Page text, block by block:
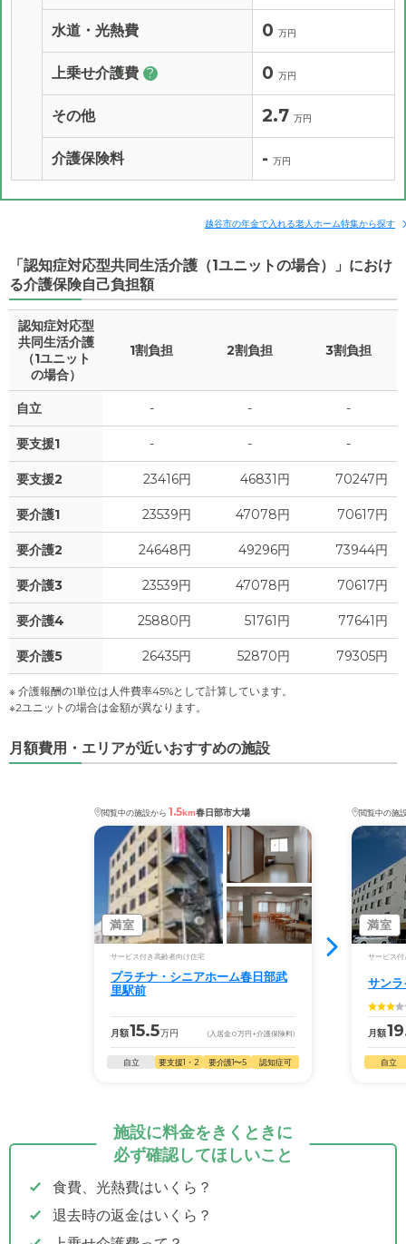
水道・光熱費 0 万円
上乗せ介護費 ? 0 万円
その他 2.7 万円
介護保険料 - 万円
越谷市の年金で入れる老人ホーム特集から探す
「認知症対応型共同生活介護（1ユニットの場合）」におけ
る介護保険自己負担額
認知症対応型
共同生活介護
（1ユニット
の場合）
1割負担 2割負担 3割負担
自立 - - -
要支援1 - - -
要支援2 23416円 46831円 70247円
要介護1 23539円 47078円 70617円
要介護2 24648円 49296円 73944円
要介護3 23539円 47078円 70617円
要介護4 25880円 51761円 77641円
要介護5 26435円 52870円 79305円
※ 介護報酬の1単位は人件費率45%として計算しています。
※2ユニットの場合は金額が異なります。
月額費用・エリアが近いおすすめの施設
閲覧中の施設から 1.5km春日部市大場
満室
サービス付き高齢者向け住宅
プラチナ・シニアホーム春日部武
里駅前
月額15.5万円 (入居金0万円 +介護保険料)
自立 要支援1・2 要介護1〜5 認知症可
閲覧中の施
満室
サービス付
サン
月額
自立
施設に料金をきくときに
必ず確認してほしいこと
食費、光熱費はいくら？
退去時の返金はいくら？